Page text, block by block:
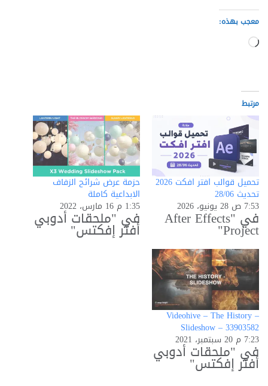
معجب بهذه:
جاري
مرتبط
تحميل قوالب افتر افكت 2026
تحديث 28/06
7:53 ص 28 يونيو، 2026
في "After EffectsProject"
حزمة عرض شرائح الزفاف
الابداعية كاملة
1:35 م 16 مارس، 2022
في "ملحقات أدوبي
أفتر إفكتس"
Videohive – The History –
Slideshow – 33903582
7:23 م 20 سبتمبر، 2021
في "ملحقات أدوبي
أفتر إفكتس"